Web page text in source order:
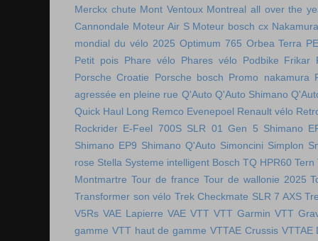
Merckx chute Mont Ventoux Montreal all over the
Cannondale Moteur Air S Moteur bosch cx
mondial du vélo 2025 Optimum 765 Orbea Terra
Petit pois Phare vélo Phares vélo Podbike Frikar
Porsche Croatie
Porsche bosch Promo nakamura
agressée en pleine rue Q'Auto Q'Auto Shimano
Quick Haul Long Remco Evenepoel Renault vélo
Rockrider E-Feel 700S SLR 01 Gen 5 Shimano
Shimano EP9 Shimano Q'Auto Simoncini Simplon
rose Stella Systeme intelligent Bosch TQ HPR60 Tern
Montmartre Tour de france Tour de wallonie 2025
Transformer son vélo Trek Checkmate SLR 7 AXS
V5Rs VAE Lapierre VAE VTT VTT Garmin VTT
gamme VTT haut de gamme VTTAE Crussis VTTAE